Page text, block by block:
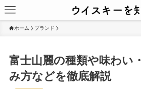
ホーム ブランド
富士山麗の種類や味わい
み方などを徹底解説